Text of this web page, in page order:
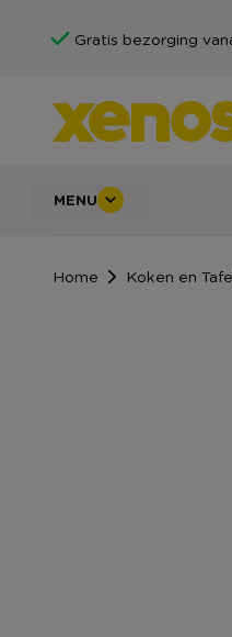
Gratis bezorging
MENU
Home Koken en